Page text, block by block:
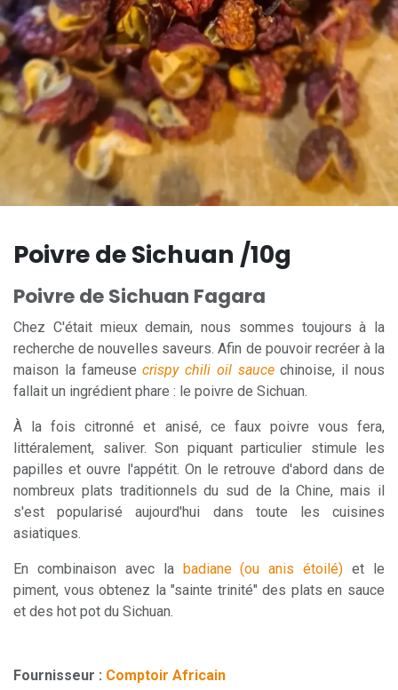
Poivre de Sichuan /10g
Poivre de Sichuan Faga​ra
Chez C'était mieux demain, nous sommes toujours à la
recherche de nouvelles saveurs. Afin de pouvoir recréer à la
maison la fameusecrispy chili oil sauce chinoise, il nous
fallait un ingrédient phare : le poivre de Sichuan.
À la fois citronné et anisé, ce faux poivre vous fera,
littéralement, saliver. Son piquant particulier stimule les
papilles et ouvre l'appétit. On le retrouve d'abord dans de
nombreux plats traditionnels du sud de la Chine, mais il
s'est popularisé aujourd'hui dans toute les cuisines
asiatiques.
En combinaison avec labadiane (ou anis étoilé) et le
piment, vous obtenez la "sainte trinité" des plats en sauce
et des hot pot du Sichuan.
Fournisseur : Comptoir Africain